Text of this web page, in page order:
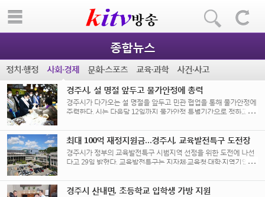
종합뉴스
정치·행정 사회·경제 문화·스포츠 교육·과학
사건·사고
경주시, 설 명절 앞두고 물가안정에 총력
경주시가 다가오는 설 명절을 앞두고 민관 협업을 통해 물가안정에
주력한다. 시는 다음달 12일까지 물가안정 특별기간으로 정하고 물
최대 100억 재정지원금…경주시, 교육발전특구 도전장
경주시가 정부의 교육발전특구 시범지역 선정을 위한 도전에 나선
다고 29일 밝혔다. 교육발전특구는 지자체·교육청·대학·지역기업·지
다. [...]
경주시 산내면, 초등학교 입학생 가방 지원